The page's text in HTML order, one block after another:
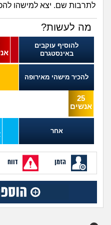
לתרבות שם. יצא למישהו
מה לעשות?
להוסיף עוקבים
באינסטגרם
להכיר מישהי מאירופה
25
אנשים
אחר
הזמן דווח